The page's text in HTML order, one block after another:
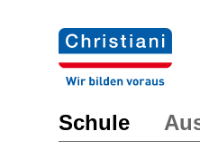
Schule